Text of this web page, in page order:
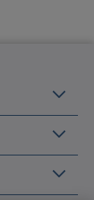
Om
Digital